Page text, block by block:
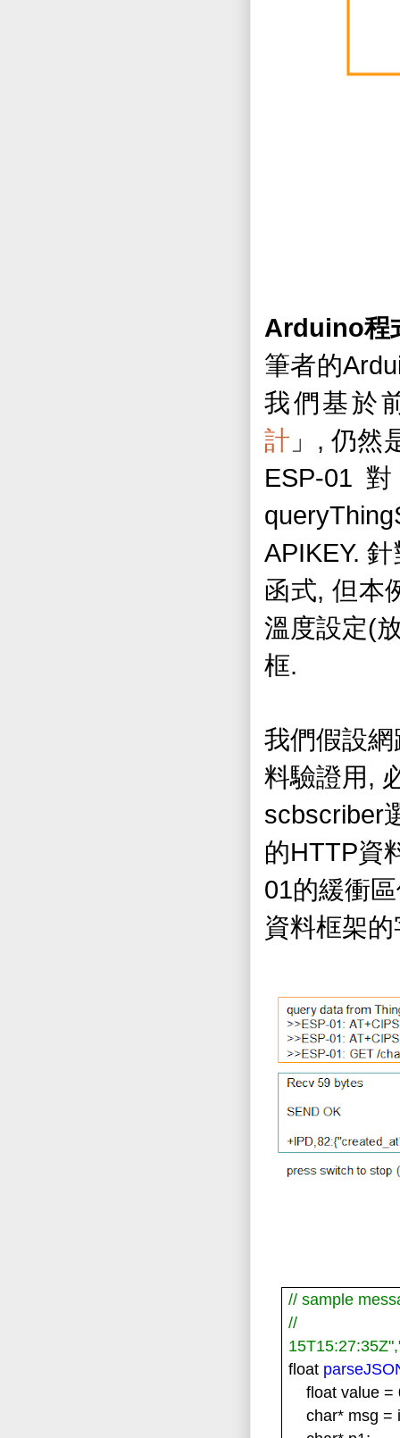
Arduino程
筆者的
我們基於
計 」 , 仍然
ESP-01
APIKEY.針
函式, 但本
溫度設定(
框.
我們假設
料驗證用 ,
scbscriber
的HTTP資
01的緩衝
資料框架
// sample
//
15
float
float value =
char* msg =